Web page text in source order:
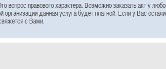
вопрос правового характера. Возможно заказать акт у
организации данная услуга будет платной. Если у Вас
с Вами.